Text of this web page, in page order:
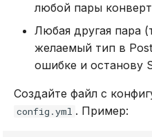
любой пары
Любая другая пара
желаемый тип в
ошибке и останову
Создайте файл с
config.yml . Пример: